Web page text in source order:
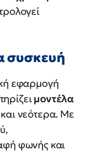
συσκευή
εφαρμογή
μοντέλα
νεότερα. Με
φωνής και